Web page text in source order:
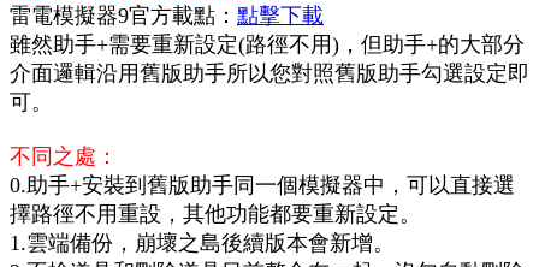
雷電模擬器9官方載點： 點擊下載
雖然助手+需要重新設定(路徑不用)，但助手+的大部分
介面邏輯沿用舊版助手所以您對照舊版助手勾選設定即
可。
不同之處：
0.助手+安裝到舊版助手同一個模擬器中，可以直接選
擇路徑不用重設，其他功能都要重新設定。
1.雲端備份，崩壞之島後續版本會新增。